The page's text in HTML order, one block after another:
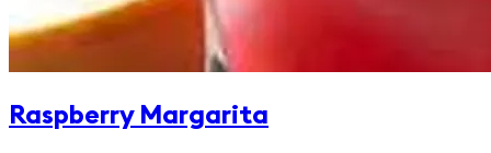
Raspberry Margarita